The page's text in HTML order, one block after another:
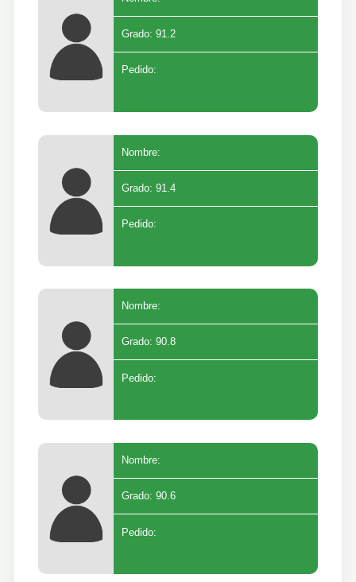
Grado: 91.2
Pedido:
Nombre:
Grado: 91.4
Pedido:
Nombre:
Grado: 90.8
Pedido:
Nombre:
Grado: 90.6
Pedido: